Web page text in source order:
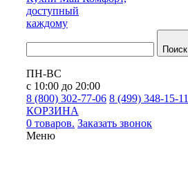
доступный
каждому
Поиск
ПН-ВС
с 10:00 до 20:00
8 (800) 302-77-06 8 (499) 348-15-11
КОРЗИНА
0 товаров. Заказать звонок
Меню